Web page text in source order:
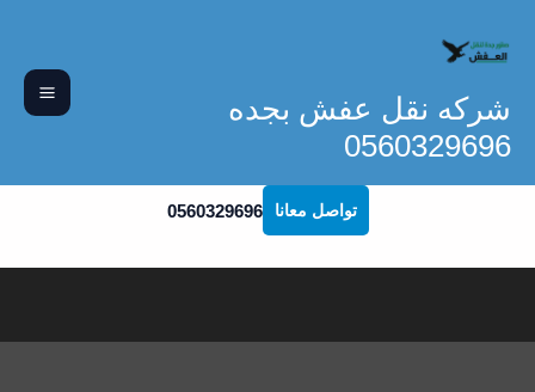
شركه نقل عفش بجده
0560329696
تواصل معانا 0560329696